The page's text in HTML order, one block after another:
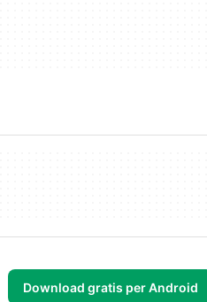
Download gratis per Android